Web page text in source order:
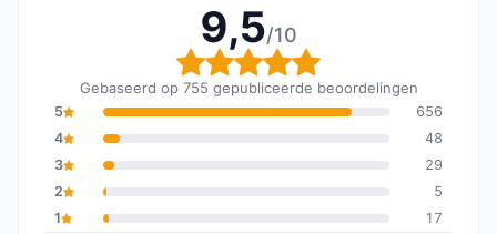
9,5/10
Algemene beoordeling:
Gebaseerd op 755 gepubliceerde beoordelingen
5
656
4
48
3
29
2
5
1
17